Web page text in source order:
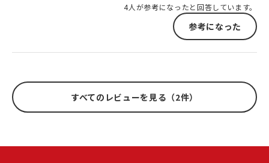
4人が参考になったと回答しています。
参考になった
すべてのレビューを見る（2件）